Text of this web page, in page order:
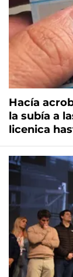
Hacía
la subía a
licenica